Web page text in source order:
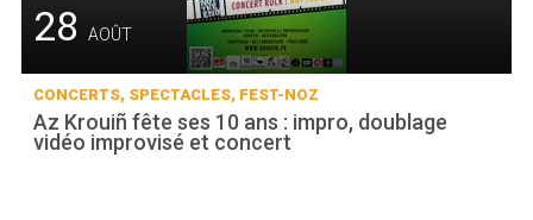
28 AOÛT
CONCERTS, SPECTACLES, FEST-NOZ
Az Krouiñ fête ses 10 ans : impro, doublage
vidéo improvisé et concert